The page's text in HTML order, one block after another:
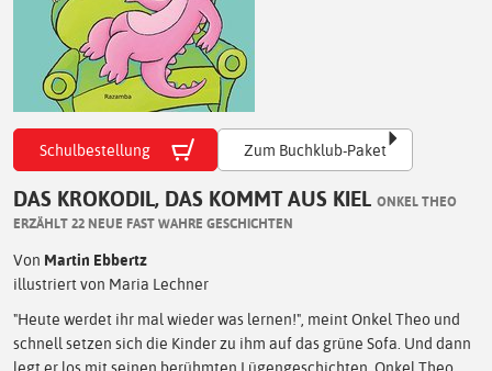
Schulbestellung Zum Buchklub-Paket
DAS KROKODIL, DAS KOMMT AUS KIEL ONKEL THEO
ERZÄHLT 22 NEUE FAST WAHRE GESCHICHTEN
Von Martin Ebbertz
illustriert von Maria Lechner
"Heute werdet ihr mal wieder was lernen!", meint Onkel Theo und
schnell setzen sich die Kinder zu ihm auf das grüne Sofa. Und dann